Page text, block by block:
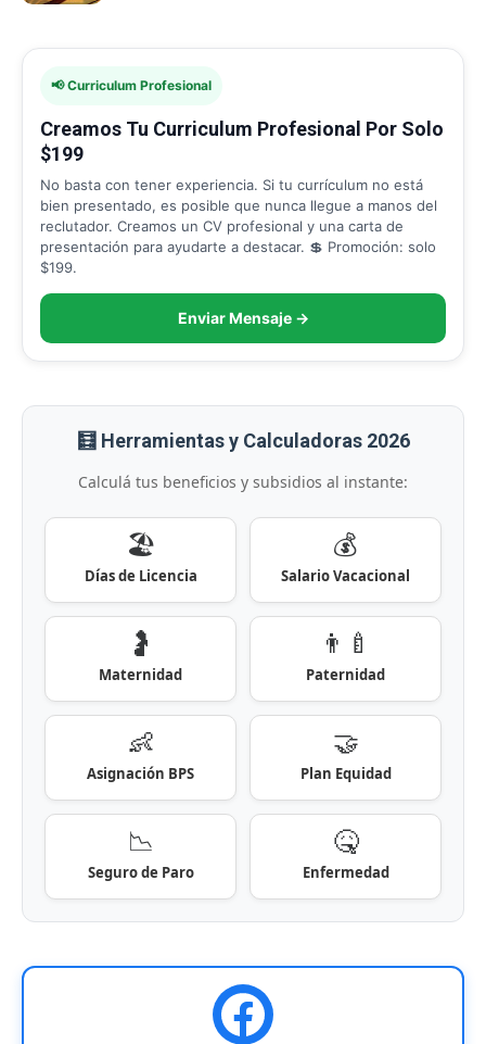
📢 Curriculum Profesional
Creamos Tu Curriculum Profesional Por Solo
$199
No basta con tener experiencia. Si tu currículum no está
bien presentado, es posible que nunca llegue a manos del
reclutador. Creamos un CV profesional y una carta de
presentación para ayudarte a destacar. 💲 Promoción: solo
$199.
Enviar Mensaje →
🧮 Herramientas y Calculadoras 2026
Calculá tus beneficios y subsidios al instante:
🏖️
Días de Licencia
💰
Salario Vacacional
🤰
Maternidad
👨‍🍼
Paternidad
👶
Asignación BPS
🤝
Plan Equidad
📉
Seguro de Paro
🤒
Enfermedad